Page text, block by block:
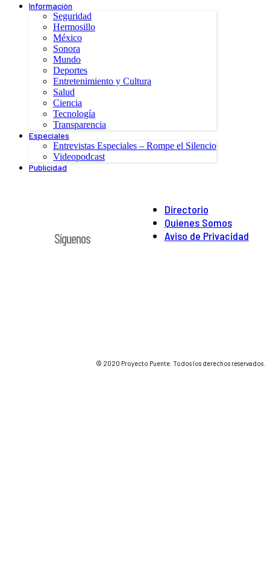
Información
Seguridad
Hermosillo
México
Sonora
Mundo
Deportes
Entretenimiento y Cultura
Salud
Ciencia
Tecnología
Transparencia
Especiales
Entrevistas Especiales – Rompe el Silencio
Videopodcast
Publicidad
Directorio
Quienes Somos
Aviso de Privacidad
Síguenos
© 2020 Proyecto Puente. Todos los derechos reservados.